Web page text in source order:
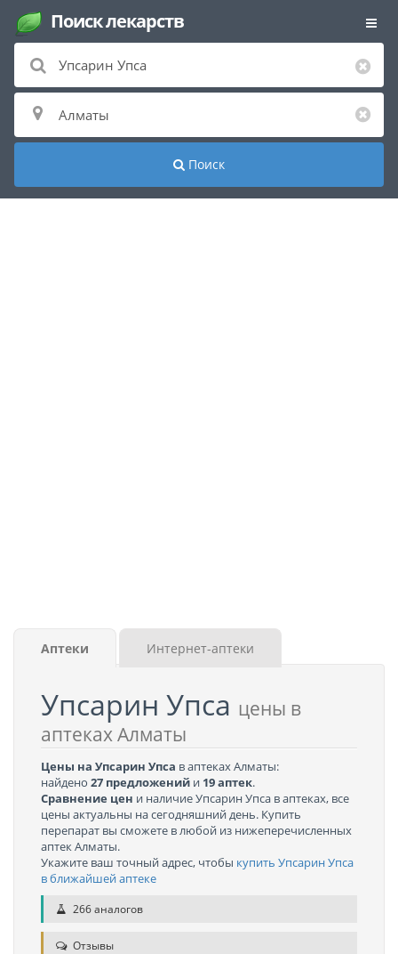
Поиск лекарств
Поиск
Аптеки Интернет-аптеки
Упсарин Упса цены в
аптеках Алматы
Цены на Упсарин Упса в аптеках Алматы:
найдено 27 предложений и 19 аптек.
Сравнение цен и наличие Упсарин Упса в аптеках, все
цены актуальны на сегодняшний день. Купить
перепарат вы сможете в любой из нижеперечисленных
аптек Алматы.
Укажите ваш точный адрес, чтобы купить Упсарин Упса
в ближайшей аптеке
266 аналогов
Отзывы